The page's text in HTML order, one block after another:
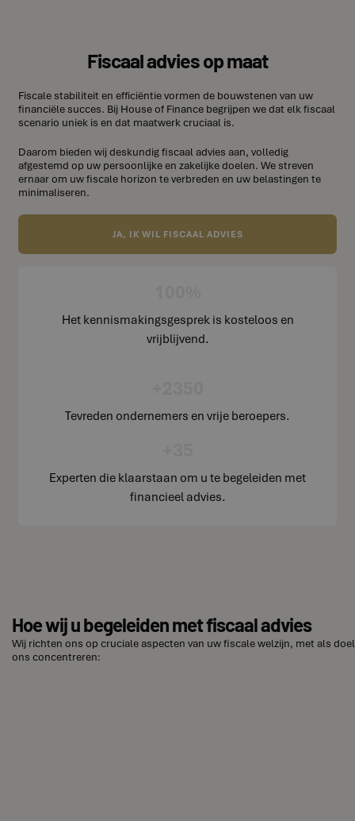
Fiscaal advies op maat
Fiscale stabiliteit en efficiëntie vormen de bouwstenen van uw
financiële succes. Bij House of Finance begrijpen we dat elk fiscaal
scenario uniek is en dat maatwerk cruciaal is.
Daarom bieden wij deskundig fiscaal advies aan, volledig
afgestemd op uw persoonlijke en zakelijke doelen. We streven
ernaar om uw fiscale horizon te verbreden en uw belastingen te
minimaliseren.
JA, IK WIL FISCAAL ADVIES
Het kennismakingsgesprek is kosteloos en
vrijblijvend.
Tevreden ondernemers en vrije beroepers.
Experten die klaarstaan om u te begeleiden met
financieel advies.
Hoe wij u begeleiden met fiscaal advies
Wij richten ons op cruciale aspecten van uw fiscale welzijn, met als
ons concentreren: